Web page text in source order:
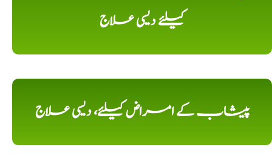
کیلئے دیسی علاج
پیشاب کے امراض کیلئے، دیسی علاج